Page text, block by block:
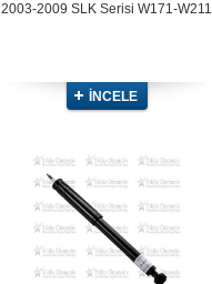
2003-2009 SLK Serisi W171-W211
İNCELE